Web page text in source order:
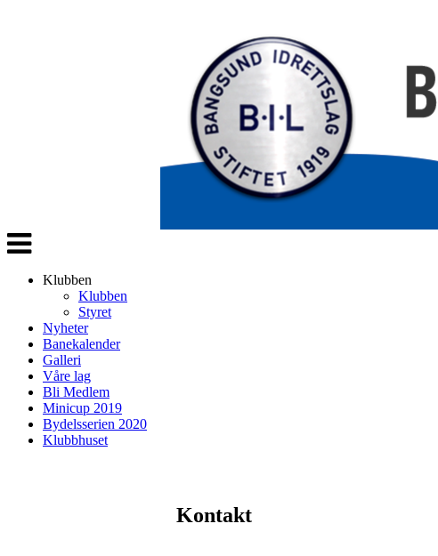
Veksle
navigasjon
Klubben
Klubben
Styret
Nyheter
Banekalender
Galleri
Våre lag
Bli Medlem
Minicup 2019
Bydelsserien 2020
Klubbhuset
Kontakt